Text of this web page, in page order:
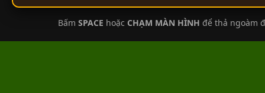
Bấm SPACE hoặc CHẠM MÀN HÌNH để thả ngoàm